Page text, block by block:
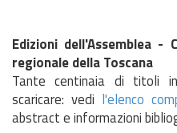
Edizioni dell'Assemblea -
regionale della Toscana
Tante centinaia di titoli
scaricare: vedi l'elenco
abstract e informazioni